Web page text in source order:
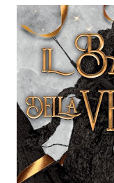
enciclopedia al
creature. Ma Emily
infatti, quando,
villaggio di
amicizia con i
trascorrere del
Bambleby, suo
chiunque...